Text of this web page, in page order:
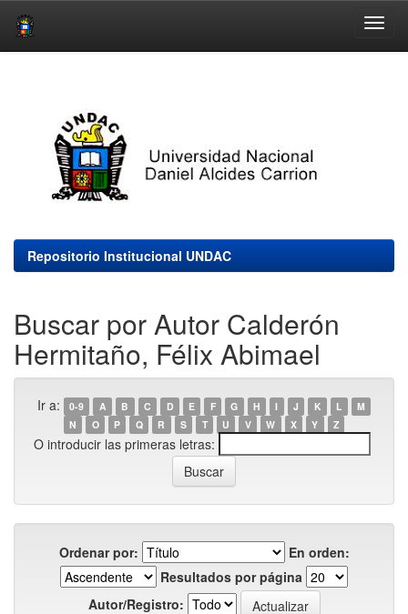
Repositorio Institucional UNDAC
Buscar por Autor Calderón
Hermitaño, Félix Abimael
Ir a: 0-9 A B C D E F G H I J K L
M
N
O P Q R S T U V W X Y Z
O introducir las primeras letras:
Ordenar por:
En orden:
Resultados por página
Autor/Registro: